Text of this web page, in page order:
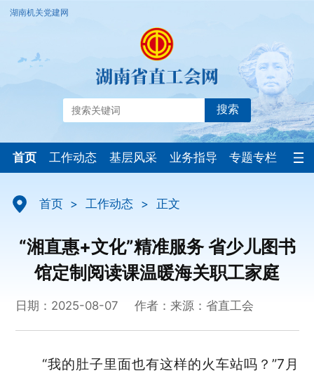
湖南机关党建网
搜索
首页 工作动态 基层风采 业务指导 专题专栏
首页 > 工作动态 > 正文
“湘直惠+文化”精准服务 省少儿图书
馆定制阅读课温暖海关职工家庭
日期：2025-08-07 作者： 来源：省直工会
“我的肚子里面也有这样的火车站吗？”7月